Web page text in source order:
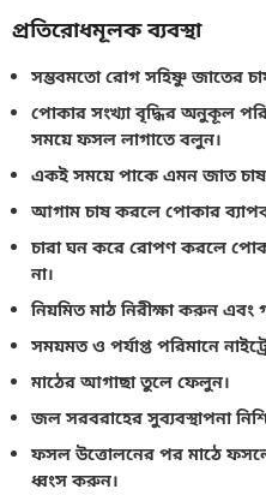
প্রতিরোধমূলক ব্যবস্থা
সম্ভবমতো রোগ সহিষ্ণু জাতের
পোকার সংখ্যা বৃদ্ধির অনুকূল
সময়ে ফসল লাগাতে বলুন।
একই সময়ে পাকে এমন জাত
আগাম চাষ করলে পোকার
চারা ঘন করে রোপণ করলে
না।
নিয়মিত মাঠ নিরীক্ষা করুন
সময়মত ও পর্যাপ্ত পরিমানে
মাঠের আগাছা তুলে ফেলুন।
জল সরবরাহের সুব্যবস্থাপনা
ফসল উত্তোলনের পর মাঠে
ধ্বংস করুন।